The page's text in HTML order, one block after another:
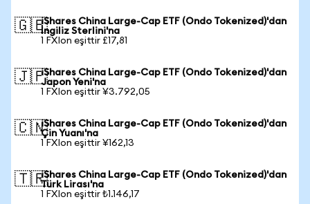
🇬🇧iShares China Large-Cap ETF (Ondo Tokenized)'dan
İngiliz Sterlini'na
1 FXIon eşittir £17,81
🇯🇵iShares China Large-Cap ETF (Ondo Tokenized)'dan
Japon Yeni'na
1 FXIon eşittir ¥3.792,05
🇨🇳iShares China Large-Cap ETF (Ondo Tokenized)'dan
Çin Yuanı'na
1 FXIon eşittir ¥162,13
🇹🇷iShares China Large-Cap ETF (Ondo Tokenized)'dan
Türk Lirası'na
1 FXIon eşittir ₺1.146,17